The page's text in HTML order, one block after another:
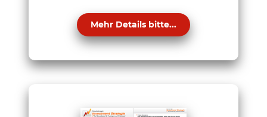
Mehr Details bitte...